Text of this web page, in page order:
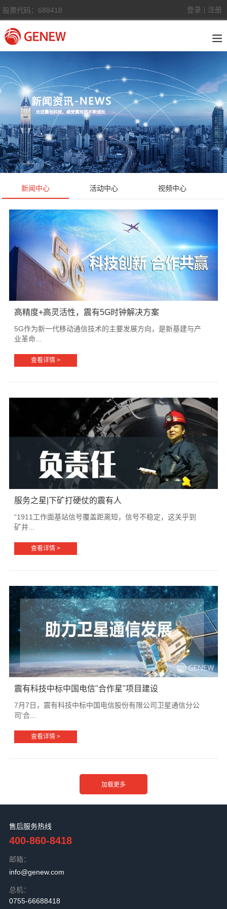
股票代码：688418 登录 注册
新闻中心 活动中心 视频中心
高精度+高灵活性，震有5G时钟解决方案
5G作为新一代移动通信技术的主要发展方向，是新基建与产
业革命...
查看详情 >
服务之星|下矿打硬仗的震有人
“1911工作面基站信号覆盖距离短，信号不稳定，这关乎到
矿井...
查看详情 >
震有科技中标中国电信"合作星"项目建设
7月7日，震有科技中标中国电信股份有限公司卫星通信分公
司'合...
查看详情 >
售后服务热线
400-860-8418
邮箱：
info@genew.com
总机：
0755-66688418